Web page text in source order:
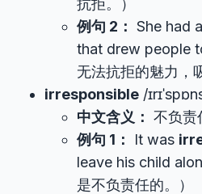
抗拒。）
例句 2： She had
that drew people
无法抗拒的魅力，
irresponsible /
中文含义： 不负责
例句 1：
It was
leave his child
是不负责任的。）